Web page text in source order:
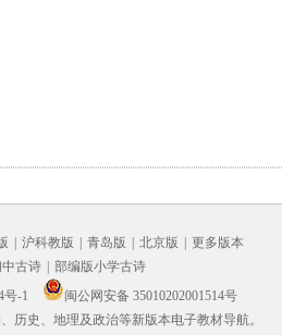
沪科教版 青岛版 北京版
更多版本
古诗
部编版小学古诗
号-1
闽公网安备 35010202001514号
历史、地理及政治等新版本电子教材导航。